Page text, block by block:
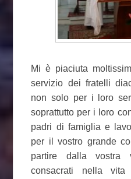
Mi è piaciuta
servizio dei fratelli
non solo per i loro
soprattutto per i loro
padri di famiglia e
per il vostro grande
partire dalla vostra
consacrati nella